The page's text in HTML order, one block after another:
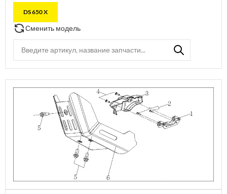
DS 650 X
Сменить модель